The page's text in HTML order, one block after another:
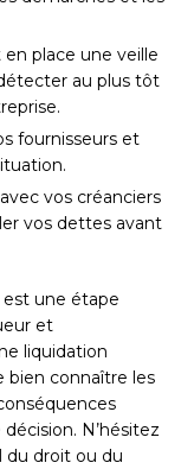
place une veille
au plus tôt
fournisseurs et
vos créanciers
vos dettes avant
est une étape
et
liquidation
bien connaître les
N’hésitez
du droit ou du